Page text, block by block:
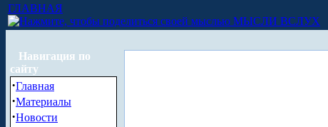
ГЛАВНАЯ
МЫСЛИ ВСЛУХ
Навигация по
сайту
·Главная
·Материалы
·Новости